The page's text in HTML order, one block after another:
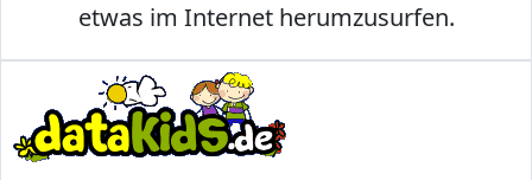
etwas im Internet herumzusurfen.